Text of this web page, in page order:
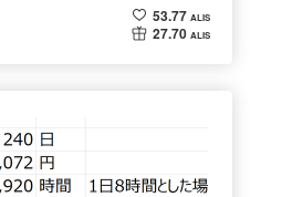
53.77 ALIS
27.70 ALIS